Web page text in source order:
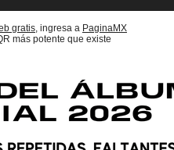
gratis, ingresa a PaginaMX
más potente que existe